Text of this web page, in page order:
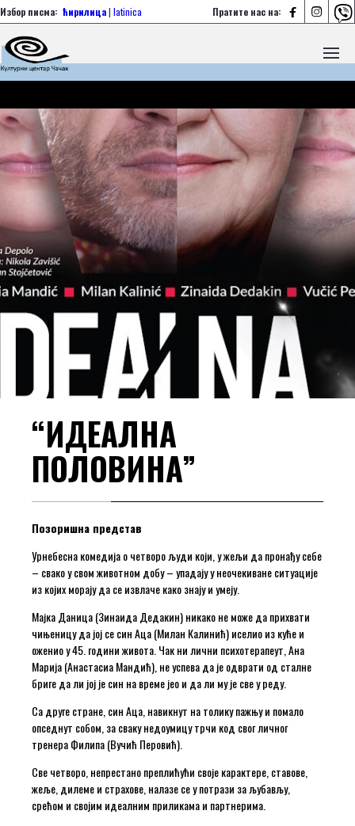
Пратите нас на:   
Избор писма: ћирилица| latinica
“ИДЕАЛНА
ПОЛОВИНА”
Позоришна представ
Урнебесна комедија о четворо људи који, у жељи да пронађу себе
– свако у свом животном добу – упадају у неочекиване ситуације
из којих морају да се извлаче како знају и умеју.
Мајка Даница (Зинаида Дедакин) никако не може да прихвати
чињеницу да јој се син Аца (Милан Калинић) иселио из куће и
оженио у 45. години живота. Чак ни лични психотерапеут, Ана
Марија (Анастасиа Мандић), не успева да је одврати од сталне
бриге да ли јој је син на време јео и да ли му је све у реду.
Са друге стране, син Аца, навикнут на толику пажњу и помало
опседнут собом, за сваку недоумицу трчи код свог личног
тренера Филипа (Вучић Перовић).
Све четворо, непрестано преплићући своје карактере, ставове,
жеље, дилеме и страхове, налазе се у потрази за љубављу,
срећом и својим идеалним приликама и партнерима.